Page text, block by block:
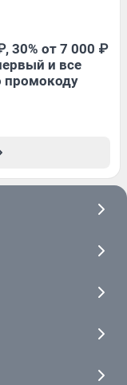
30% от 7 000 ₽
и все
промокоду